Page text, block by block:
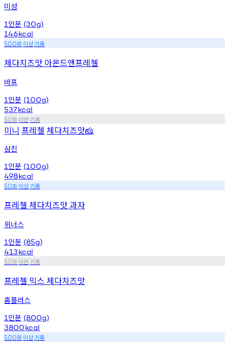
미성
1 인분 (30g)
146kcal
500회 이상기록
체다치즈맛 아몬드앤프레첼
바프
1 인분 (100g)
537kcal
50회 미만기록
미니 프레첼 체다치즈맛🧀
삼진
1 인분 (100g)
498kcal
50회 이상기록
프레첼 체다치즈맛 과자
위너스
1 인분 (85g)
413kcal
50회 미만기록
프레첼 믹스 체다치즈맛
홈플러스
1 인분 (800g)
3800kcal
500회 이상기록